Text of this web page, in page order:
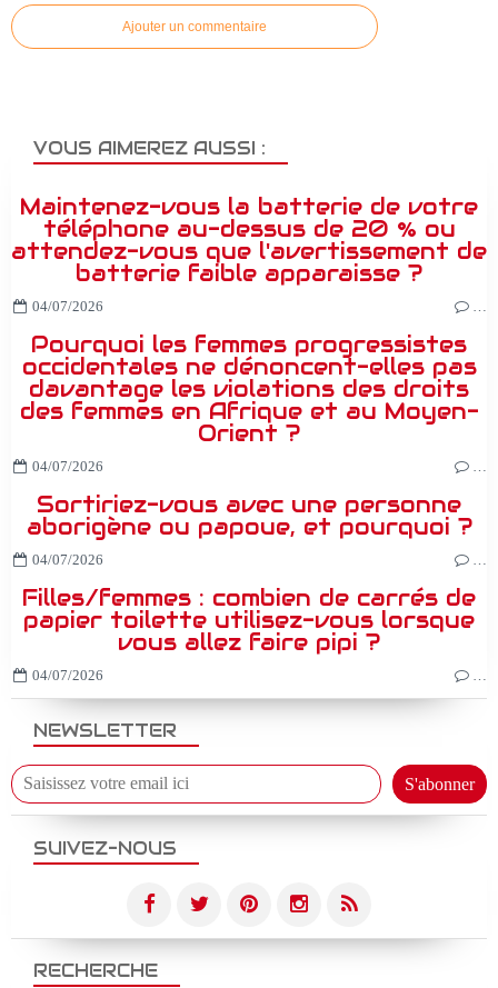
Ajouter un commentaire
NEWSLETTER
SUIVEZ-NOUS
RECHERCHE
VOUS AIMEREZ AUSSI :
Maintenez-vous la batterie de votre
téléphone au-dessus de 20 % ou
attendez-vous que l'avertissement de
batterie faible apparaisse ?
04/07/2026 …
Pourquoi les femmes progressistes
occidentales ne dénoncent-elles pas
davantage les violations des droits
des femmes en Afrique et au Moyen-
Orient ?
04/07/2026 …
Sortiriez-vous avec une personne
aborigène ou papoue, et pourquoi ?
04/07/2026 …
Filles/femmes : combien de carrés de
papier toilette utilisez-vous lorsque
vous allez faire pipi ?
04/07/2026 …